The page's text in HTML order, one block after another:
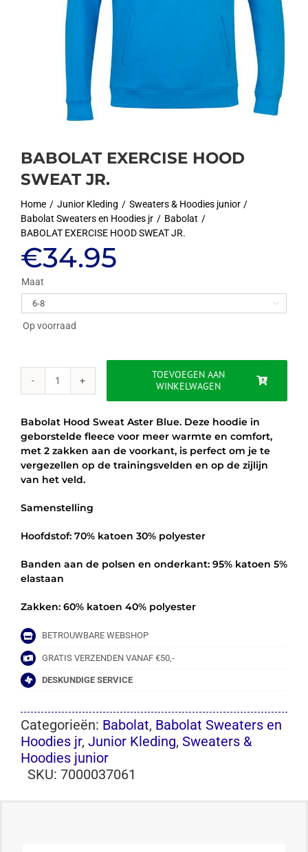
BABOLAT EXERCISE HOOD
SWEAT JR.
Home Junior Kleding
Sweaters & Hoodies junior
Babolat Sweaters en Hoodies jr
Babolat
BABOLAT EXERCISE HOOD SWEAT JR.
€34.95
Maat

Op voorraad
BABOLAT
SWEAT
JR.
aantal
TOEVOEGEN AAN
WINKELWAGEN
Babolat Hood Sweat Aster Blue. Deze hoodie in
geborstelde fleece voor meer warmte en comfort,
met 2 zakken aan de voorkant, is perfect om je te
vergezellen op de trainingsvelden en op de zijlijn
van het veld.
Samenstelling
Hoofdstof: 70% katoen 30% polyester
Banden aan de polsen en onderkant: 95% katoen 5%
elastaan
Zakken: 60% katoen 40% polyester
BETROUWBARE WEBSHOP
GRATIS VERZENDEN VANAF €50,-
DESKUNDIGE SERVICE
Categorieën: Babolat, Babolat Sweaters en
Hoodies jr, Junior Kleding, Sweaters &
Hoodies junior
SKU: 7000037061